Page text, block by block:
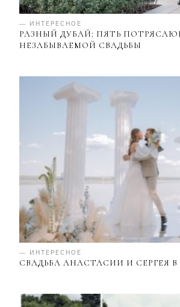
— ИНТЕРЕСНОЕ
РАЗНЫЙ ДУБАЙ: ПЯТЬ
НЕЗАБЫВАЕМОЙ СВАДЬБЫ
— ИНТЕРЕСНОЕ
СВАДЬБА АНАСТАСИИ И СЕРГЕЯ В